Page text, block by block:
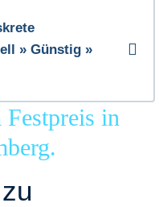
» Günstig »
in